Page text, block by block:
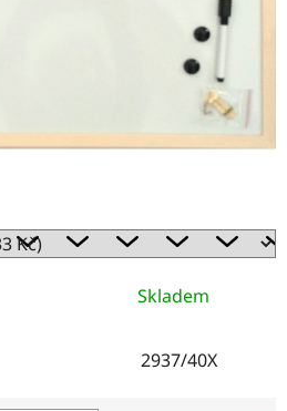
Skladem
2937/40X